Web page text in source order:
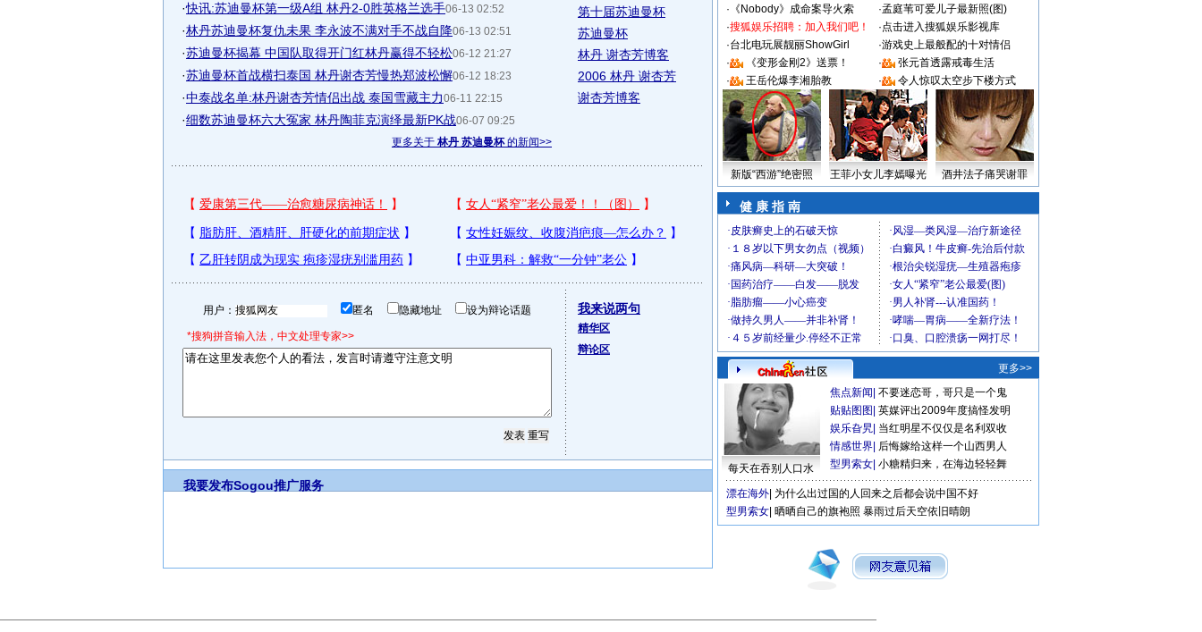
·快讯:苏迪曼杯第一级A组 林丹2-0胜英格兰选手06-13 02:52
·林丹苏迪曼杯复仇未果 李永波不满对手不战自降06-13 02:51
·苏迪曼杯揭幕 中国队取得开门红林丹赢得不轻松06-12 21:27
·苏迪曼杯首战横扫泰国 林丹谢杏芳慢热郑波松懈06-12 18:23
·中泰战名单:林丹谢杏芳情侣出战 泰国雪藏主力06-11 22:15
·细数苏迪曼杯六大冤家 林丹陶菲克演绎最新PK战06-07 09:25
更多关于 林丹 苏迪曼杯的新闻>>
第十届苏迪曼杯
苏迪曼杯
林丹 谢杏芳博客
2006 林丹 谢杏芳
谢杏芳博客
用户： 匿名 隐藏地址 设为辩论话题
*搜狗拼音输入法，中文处理专家>>
我来说两句
精华区
辩论区
我要发布Sogou推广服务
· 《Nobody》成命案导火索 ·孟庭苇可爱儿子最新照(图)
·搜狐娱乐招聘：加入我们吧！ ·点击进入搜狐娱乐影视库
·台北电玩展靓丽ShowGirl ·游戏史上最般配的十对情侣
·
《变形金刚2》送票！ ·
张元首透露戒毒生活
·
王岳伦爆李湘胎教 · 令人惊叹太空步下楼方式
新版“西游”绝密照 王菲小女儿李嫣曝光 酒井法子痛哭谢罪
健 康 指 南
更多>>
每天在吞别人口水
焦点新闻 不要迷恋哥，哥只是一个鬼
贴贴图图 英媒评出2009年度搞怪发明
娱乐旮旯 当红明星不仅仅是名利双收
情感世界 后悔嫁给这样一个山西男人
型男索女 小糖精归来，在海边轻轻舞
漂在海外 为什么出过国的人回来之后都会说中国不好
型男索女 晒晒自己的旗袍照 暴雨过后天空依旧晴朗